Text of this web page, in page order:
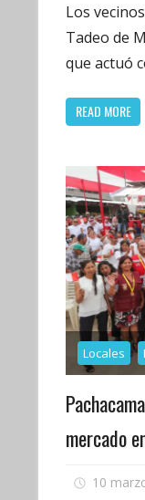
Los
Tadeo de
que actuó
READ MORE
Locales
mercado
10